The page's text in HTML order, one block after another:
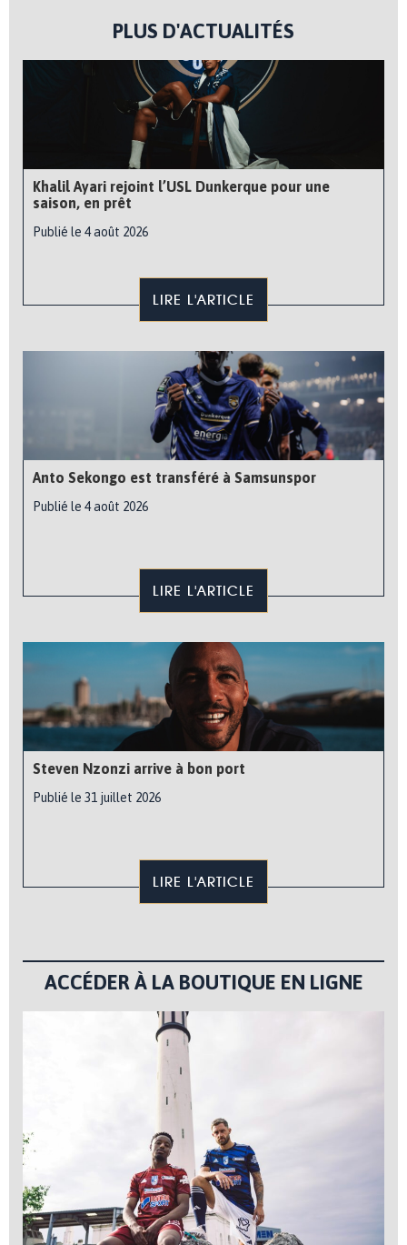
PLUS D'ACTUALITÉS
Khalil Ayari rejoint l’USL Dunkerque pour une
saison, en prêt
Publié le 4 août 2026
LIRE L'ARTICLE
Anto Sekongo est transféré à Samsunspor
Publié le 4 août 2026
LIRE L'ARTICLE
Steven Nzonzi arrive à bon port
Publié le 31 juillet 2026
LIRE L'ARTICLE
ACCÉDER À LA BOUTIQUE EN LIGNE